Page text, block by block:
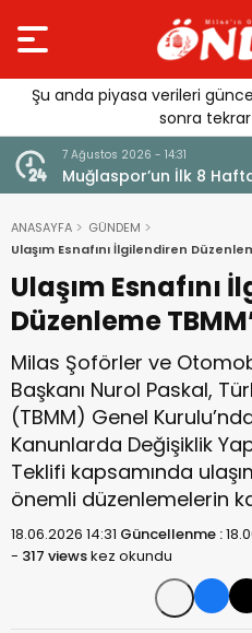
Şu anda piyasa verileri
sonra
Açıklandı
7 Ağustos 2026 -
Saniye
ANASAYFA
GÜNDEM
Ulaşım Esnafını İlgilendiren
Ulaşım Esnafını
Düzenleme
Milas Şoförler ve
Başkanı Nurol Paskal,
(TBMM) Genel
Kanunlarda Değişiklik
Teklifi kapsamında
önemli düzenlemelerin
18.06.2026 14:31 Güncellenme :
- 317 viewskez okundu